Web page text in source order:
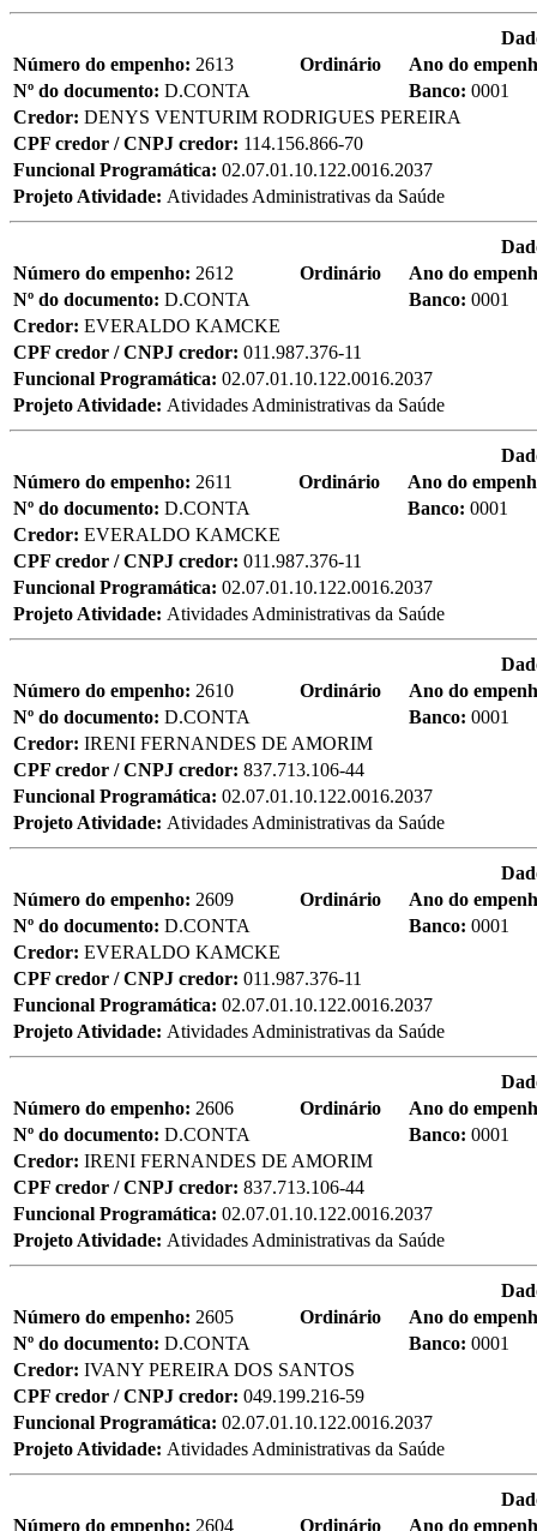
Número do empenho: 2613 Ordinário
Ano do
Nº do documento: D.CONTA Banco: 0001
Credor: DENYS VENTURIM RODRIGUES PEREIRA
CPF credor / CNPJ credor: 114.156.866-70
Funcional Programática: 02.07.01.10.122.0016.2037
Projeto Atividade: Atividades Administrativas da Saúde
Número do empenho: 2612 Ordinário
Ano do
Nº do documento: D.CONTA Banco: 0001
Credor: EVERALDO KAMCKE
CPF credor / CNPJ credor: 011.987.376-11
Funcional Programática: 02.07.01.10.122.0016.2037
Projeto Atividade: Atividades Administrativas da Saúde
Número do empenho: 2611 Ordinário
Ano do
Nº do documento: D.CONTA Banco: 0001
Credor: EVERALDO KAMCKE
CPF credor / CNPJ credor: 011.987.376-11
Funcional Programática: 02.07.01.10.122.0016.2037
Projeto Atividade: Atividades Administrativas da Saúde
Número do empenho: 2610 Ordinário
Ano do
Nº do documento: D.CONTA Banco: 0001
Credor: IRENI FERNANDES DE AMORIM
CPF credor / CNPJ credor: 837.713.106-44
Funcional Programática: 02.07.01.10.122.0016.2037
Projeto Atividade: Atividades Administrativas da Saúde
Número do empenho: 2609 Ordinário
Ano do
Nº do documento: D.CONTA Banco: 0001
Credor: EVERALDO KAMCKE
CPF credor / CNPJ credor: 011.987.376-11
Funcional Programática: 02.07.01.10.122.0016.2037
Projeto Atividade: Atividades Administrativas da Saúde
Número do empenho: 2606 Ordinário
Ano do
Nº do documento: D.CONTA Banco: 0001
Credor: IRENI FERNANDES DE AMORIM
CPF credor / CNPJ credor: 837.713.106-44
Funcional Programática: 02.07.01.10.122.0016.2037
Projeto Atividade: Atividades Administrativas da Saúde
Número do empenho: 2605 Ordinário
Ano do
Nº do documento: D.CONTA Banco: 0001
Credor: IVANY PEREIRA DOS SANTOS
CPF credor / CNPJ credor: 049.199.216-59
Funcional Programática: 02.07.01.10.122.0016.2037
Projeto Atividade: Atividades Administrativas da Saúde
Número do empenho: 2604 Ordinário Ano do